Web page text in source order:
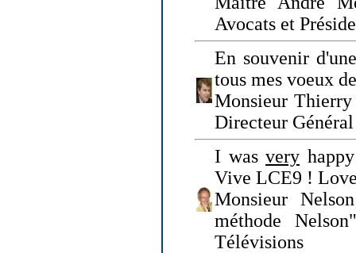
Avocats et
En souvenir
tous mes voeux
Monsieur
Directeur
I was very
Vive LCE9 !
Monsieur
méthode
Télévisions